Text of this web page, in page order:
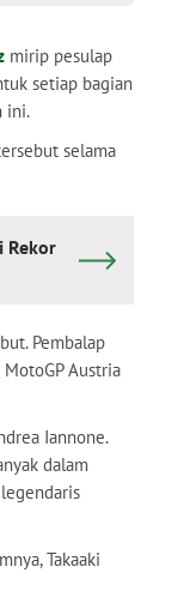
mirip pesulap
setiap bagian
ini.
selama
Rekor
Pembalap
Austria
Iannone.
dalam
Takaaki